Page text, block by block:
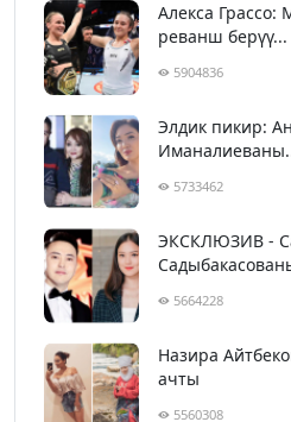
Алекса
реванш берүү...
5904836
Элдик пикир:
5733462
ЭКСКЛЮЗИВ -
5664228
Назира
ачты
5560308